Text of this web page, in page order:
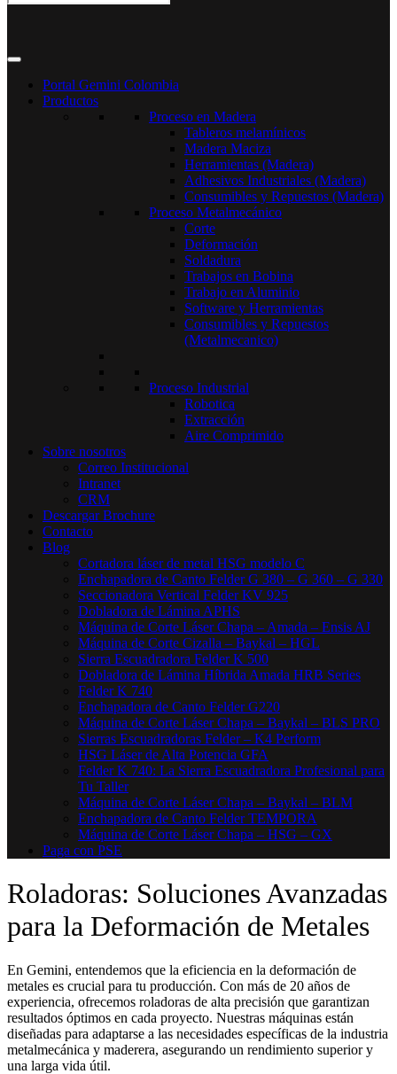
Portal Gemini Colombia
Productos
Proceso en Madera
Tableros melamínicos
Madera Maciza
Herramientas (Madera)
Adhesivos Industriales (Madera)
Consumibles y Repuestos (Madera)
Proceso Metalmecánico
Corte
Deformación
Soldadura
Trabajos en Bobina
Trabajo en Aluminio
Software y Herramientas
Consumibles y Repuestos
(Metalmecanico)
Proceso Industrial
Robotica
Extracción
Aire Comprimido
Sobre nosotros
Correo Institucional
Intranet
CRM
Descargar Brochure
Contacto
Blog
Cortadora láser de metal HSG modelo C​
Enchapadora de Canto Felder G 380 – G 360 – G 330
Seccionadora Vertical Felder KV 925
Dobladora de Lámina APHS
Máquina de Corte Láser Chapa – Amada – Ensis AJ
Máquina de Corte Cizalla – Baykal – HGL
Sierra Escuadradora Felder K 500
Dobladora de Lámina Híbrida Amada HRB Series
Felder K 740
Enchapadora de Canto Felder G220
Máquina de Corte Láser Chapa – Baykal – BLS PRO
Sierras Escuadradoras Felder – K4 Perform
HSG Láser de Alta Potencia GFA
Felder K 740: La Sierra Escuadradora Profesional para
Tu Taller
Máquina de Corte Láser Chapa – Baykal – BLM
Enchapadora de Canto Felder TEMPORA
Máquina de Corte Láser Chapa – HSG – GX
Paga con PSE
Roladoras: Soluciones Avanzadas
para la Deformación de Metales
En Gemini, entendemos que la eficiencia en la deformación de
metales es crucial para tu producción. Con más de 20 años de
experiencia, ofrecemos roladoras de alta precisión que garantizan
resultados óptimos en cada proyecto. Nuestras máquinas están
diseñadas para adaptarse a las necesidades específicas de la industria
metalmecánica y maderera, asegurando un rendimiento superior y
una larga vida útil.